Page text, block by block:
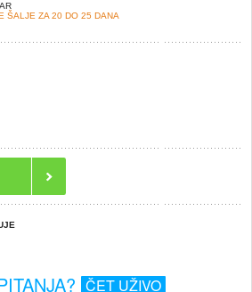
ŠALJE ZA 20 DO 25 DANA
ČET UŽIVO